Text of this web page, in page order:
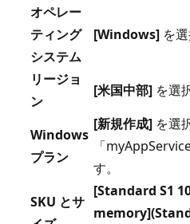
オペレー
ティング
システム
[Windows] を
リージョ
ン
[米国中部] を選
Windows
プラン
[新規作成] を選
「
す。
SKU とサ
[Standard S1